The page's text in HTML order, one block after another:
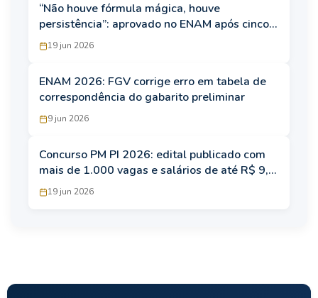
“Não houve fórmula mágica, houve
persistência”: aprovado no ENAM após cinco
provas revela caminho até a conquista
19 jun 2026
ENAM 2026: FGV corrige erro em tabela de
correspondência do gabarito preliminar
9 jun 2026
Concurso PM PI 2026: edital publicado com
mais de 1.000 vagas e salários de até R$ 9,7
mil19 jun 2026